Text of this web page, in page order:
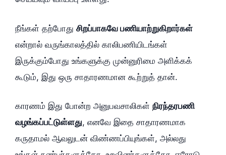
நீங்கள் தற்போது சிறப்பாகவே பணியாற்றுகிறார்கள்
என்றால் வருங்காலத்தில் காலிபணியிடங்கள்
இருக்கும்போது உங்களுக்கு முன்னுரிமை அளிக்கக்
கூடும், இது ஒரு சாதாரணமான கூற்றுத் தான்.
காரணம் இது போன்ற அனுபவசாலிகள் நிரந்தரபணி
வழங்கப்பட்டுள்ளது, எனவே இதை சாதாரணமாக
கருதாமல் ஆவலுடன் விண்ணப்பியுங்கள், அல்லது